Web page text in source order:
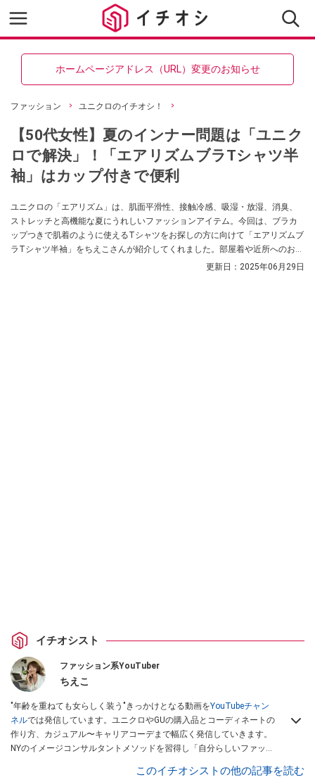
ホームページアドレス（URL）変更のお知らせ
ファッション ユニクロのイチオシ！
【50代女性】夏のインナー問題は「ユニク
ロで解決」！「エアリズムブラTシャツ半
袖」はカップ付きで便利
ユニクロの「エアリズム」は、肌面平滑性、接触冷感、吸湿・放湿、消臭、
ストレッチと高機能な夏にうれしいファッションアイテム。今回は、ブラカ
ップつきで肌着のように使えるTシャツをお探しの方に向けて「エアリズムブ
ラTシャツ半袖」をちえこさんが紹介してくれました。部屋着や近所へのお買
更新日： 2025年06月29日
イチオシスト
ファッション系YouTuber
ちえこ
"年齢を重ねても女らしく装う"きっかけとなる動画をYouTubeチャン
ネルでは発信しています。ユニクロやGUの購入品とコーディネートの
作り方、カジュアル〜キャリアコーデまで幅広く発信していきます。
NYのイメージコンサルタントメソッドを習得し「自分らしいファッシ
イスさせていただいております。また、自身のキャリアコーデでもそ
このイチオシストの他の記事を読む